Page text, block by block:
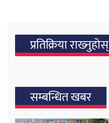
प्रतिक्रिया राख्‍नुहोस्
सम्बन्धित खबर